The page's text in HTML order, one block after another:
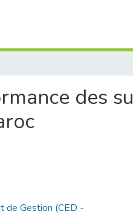
des
de Gestion (CED -